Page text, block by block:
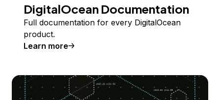
DigitalOcean Documentation
Full documentation for every DigitalOcean
product.
Learn more